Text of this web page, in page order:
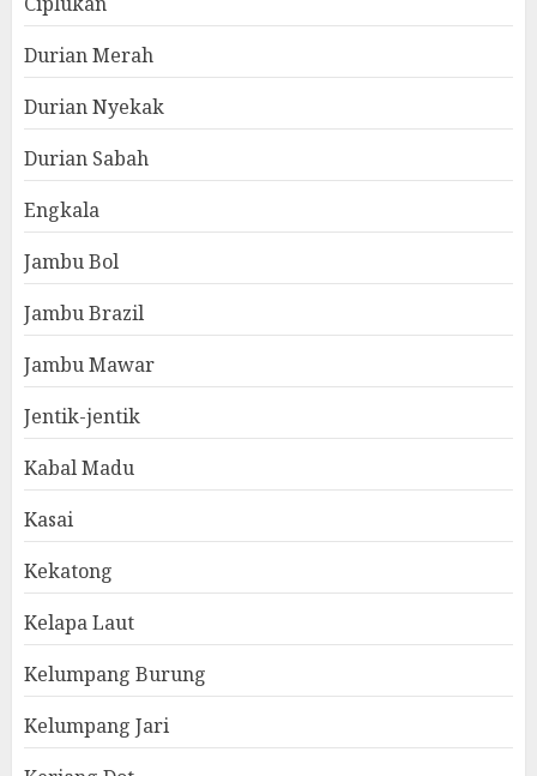
Durian Merah
Durian Nyekak
Durian Sabah
Engkala
Jambu Bol
Jambu Brazil
Jambu Mawar
Jentik-jentik
Kabal Madu
Kasai
Kekatong
Kelapa Laut
Kelumpang Burung
Kelumpang Jari